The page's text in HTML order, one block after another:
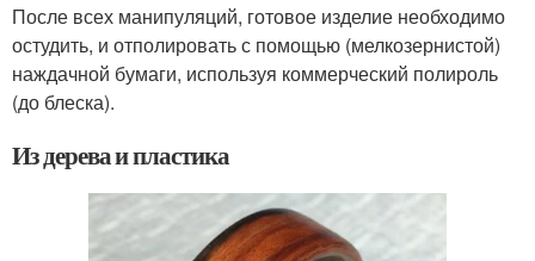
После всех манипуляций, готовое изделие необходимо
остудить, и отполировать с помощью (мелкозернистой)
наждачной бумаги, используя коммерческий полироль
(до блеска).
Из дерева и пластика